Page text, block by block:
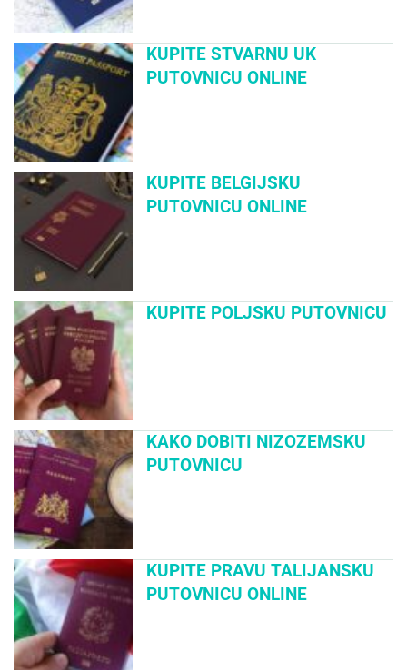
KUPITE STVARNU UK
PUTOVNICU ONLINE
KUPITE BELGIJSKU
PUTOVNICU ONLINE
KUPITE POLJSKU PUTOVNICU
KAKO DOBITI NIZOZEMSKU
PUTOVNICU
KUPITE PRAVU TALIJANSKU
PUTOVNICU ONLINE